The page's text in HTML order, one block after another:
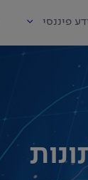
פיננסי